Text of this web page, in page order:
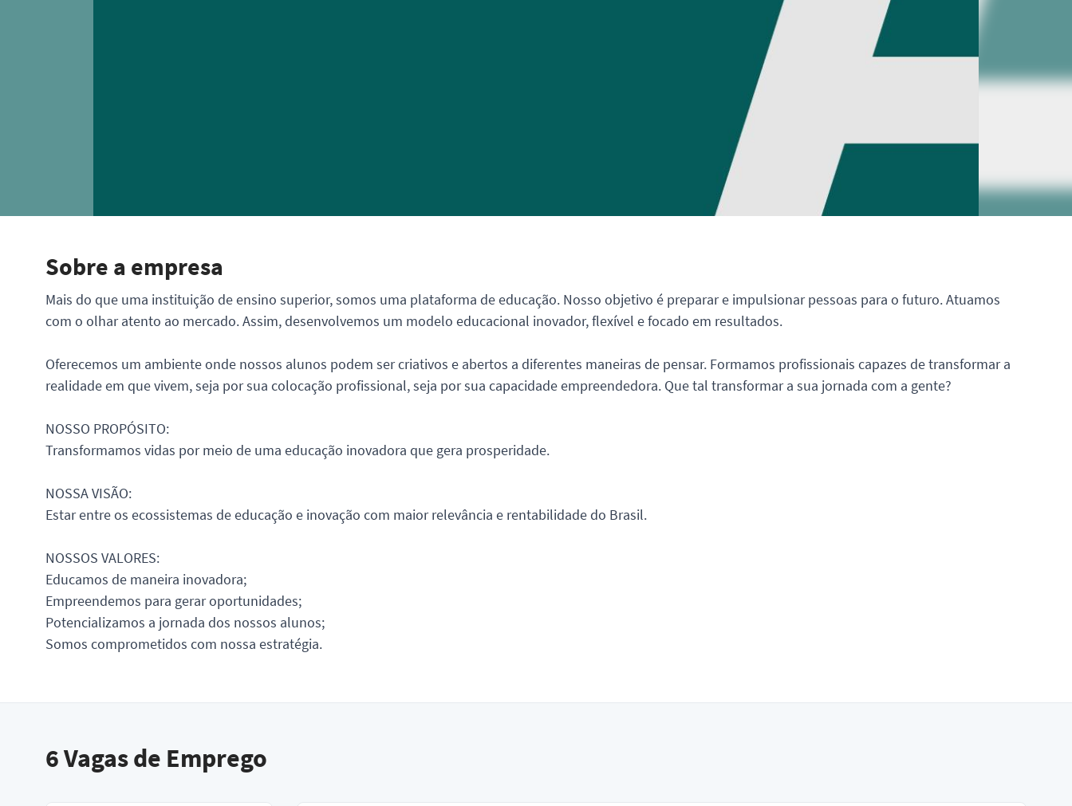
Sobre a empresa
Mais do que uma instituição de ensino superior, somos uma plataforma de educação. Nosso objetivo é preparar e impulsionar pessoas para o futuro. Atuamos
com o olhar atento ao mercado. Assim, desenvolvemos um modelo educacional inovador, flexível e focado em resultados.
Oferecemos um ambiente onde nossos alunos podem ser criativos e abertos a diferentes maneiras de pensar. Formamos profissionais capazes de transformar a
realidade em que vivem, seja por sua colocação profissional, seja por sua capacidade empreendedora. Que tal transformar a sua jornada com a gente?
NOSSO PROPÓSITO:
Transformamos vidas por meio de uma educação inovadora que gera prosperidade.
NOSSA VISÃO:
Estar entre os ecossistemas de educação e inovação com maior relevância e rentabilidade do Brasil.
NOSSOS VALORES:
Educamos de maneira inovadora;
Empreendemos para gerar oportunidades;
Potencializamos a jornada dos nossos alunos;
Somos comprometidos com nossa estratégia.
6Vagas de Emprego